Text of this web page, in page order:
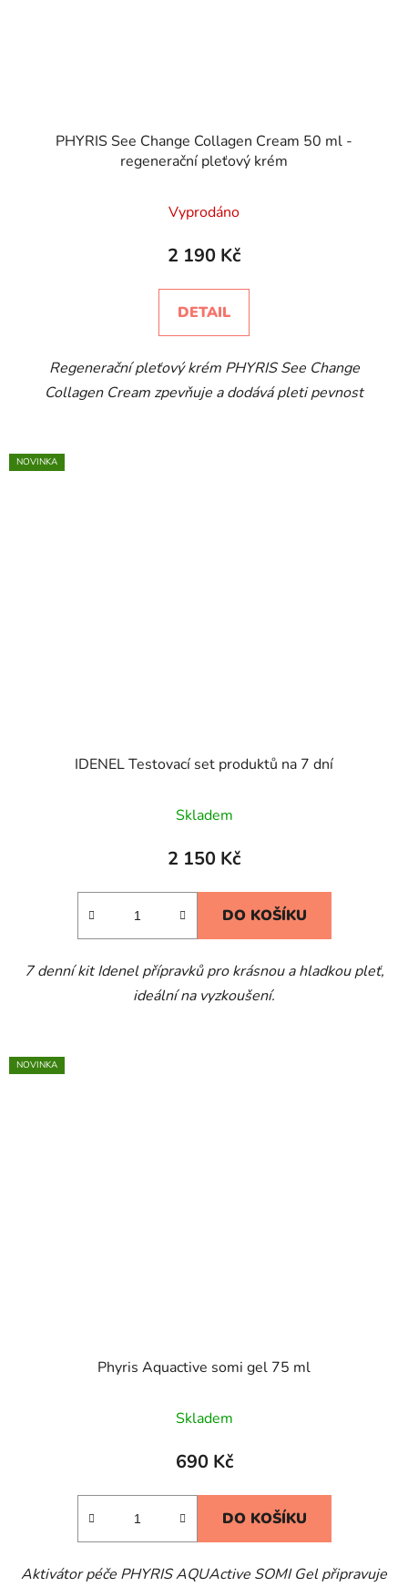
PHYRIS See Change Collagen Cream 50 ml -
regenerační pleťový krém
Vyprodáno
2 190 Kč
DETAIL
Regenerační pleťový krém PHYRIS See Change
Collagen Cream zpevňuje a dodává pleti pevnost
NOVINKA
IDENEL Testovací set produktů na 7 dní
Skladem
2 150 Kč
DO KOŠÍKU
7 denní kit Idenel přípravků pro krásnou a hladkou pleť,
ideální na vyzkoušení.
NOVINKA
Phyris Aquactive somi gel 75 ml
Skladem
690 Kč
DO KOŠÍKU
Aktivátor péče PHYRIS AQUActive SOMI Gel připravuje